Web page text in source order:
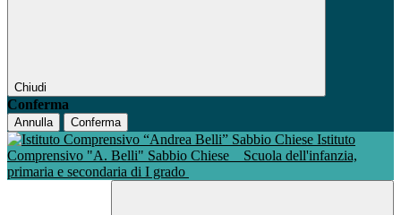
Chiudi
Conferma
Annulla Conferma
Istituto
Comprensivo "A. Belli" Sabbio Chiese
Scuola dell'infanzia,
primaria e secondaria di I grado